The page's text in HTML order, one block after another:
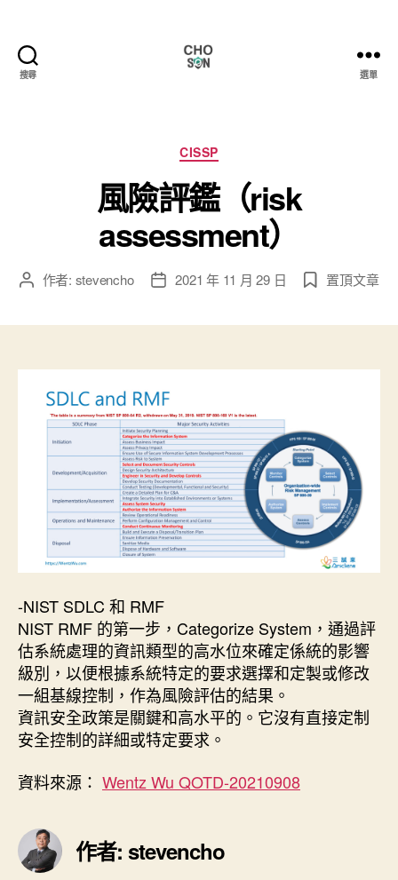
搜尋
大
小
事
選單
分
類
CISSP
風險評鑑（risk
assessment）
文 作者: stevencho
文 2021 年 11 月 29 日 置頂文章
-NIST SDLC 和 RMF
NIST RMF 的第一步，Categorize System，通過評
估系統處理的資訊類型的高水位來確定係統的影響
級別，以便根據系統特定的要求選擇和定製或修改
一組基線控制，作為風險評估的結果。
資訊安全政策是關鍵和高水平的。它沒有直接定制
安全控制的詳細或特定要求。
資料來源： Wentz Wu QOTD-20210908
作者: stevencho